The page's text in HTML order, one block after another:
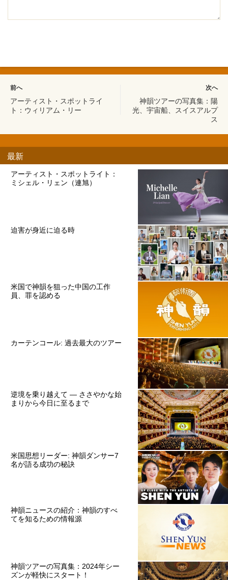
前へ
アーティスト・スポットライ
ト：ウィリアム・リー
次へ
神韻ツアーの写真集：陽
光、宇宙船、スイスアルプ
ス
最新
アーティスト・スポットライト：
ミシェル・リェン（連旭）
迫害が身近に迫る時
米国で神韻を狙った中国の工作
員、罪を認める
カーテンコール: 過去最大のツアー
逆境を乗り越えて ― ささやかな始
まりから今日に至るまで
米国思想リーダー: 神韻ダンサー7
名が語る成功の秘訣
神韻ニュースの紹介：神韻のすべ
てを知るための情報源
神韻ツアーの写真集：2024年シー
ズンが軽快にスタート！